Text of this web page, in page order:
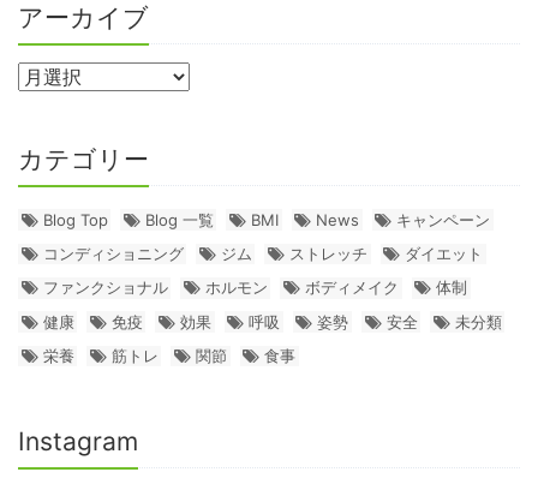
アーカイブ
カテゴリー
Blog Top Blog 一覧 BMI News
キャンペーン
コンディショニング
ジム ストレッチ
ダイエット
ファンクショナル
ホルモン ボディメイク
体制
健康
免疫 効果 呼吸 姿勢 安全
未分類
栄養
筋トレ 関節 食事
Instagram